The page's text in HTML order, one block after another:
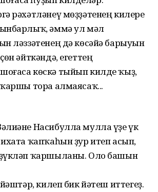
рәхәтләнеү мөҙҙәтенең килере
әммә ул мәл
ләззәтенең дә көсәйә барыуын
әйткәндә, егеттең
көскә тыйып килде ҡыҙ,
тора алмаясаҡ...
Насибулла мулла үҙе үк
ҡапҡаһын ҙур итеп асып,
ҡаршыланы. Оло башын
килеп бик йәтеш иттегеҙ.